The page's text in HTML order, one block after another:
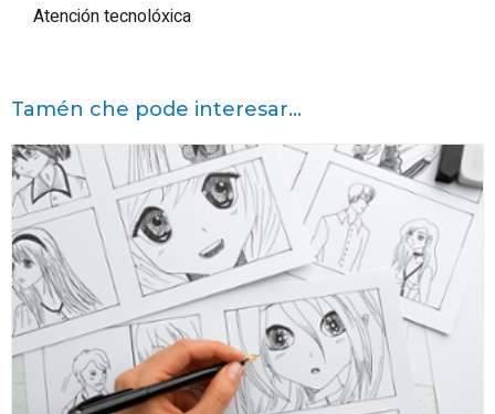
Atención tecnolóxica
Tamén che pode interesar...